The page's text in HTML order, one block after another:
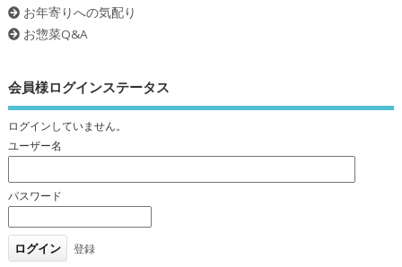
お年寄りへの気配り
お惣菜Q&A
会員様ログインステータス
ログインしていません。
ユーザー名
パスワード
登録